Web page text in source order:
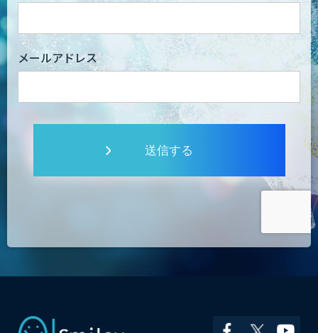
メールアドレス
送信する